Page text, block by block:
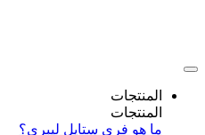
المنتجات
المنتجات
ما هو فري ستايل ليبري؟